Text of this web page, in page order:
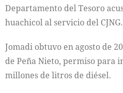
Departamento del Tesoro
huachicol al servicio del CJNG.
Jomadi obtuvo en agosto de
de Peña Nieto, permiso para
millones de litros de diésel.